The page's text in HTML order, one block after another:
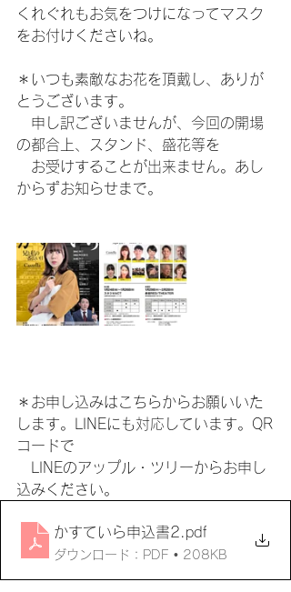
くれぐれもお気をつけになってマスク
をお付けくださいね。
＊いつも素敵なお花を頂戴し、ありが
とうございます。
申し訳ございませんが、今回の開場
の都合上、スタンド、盛花等を
お受けすることが出来ません。あし
からずお知らせまで。
＊お申し込みはこちらからお願いいた
します。LINEにも対応しています。QR
コードで
LINEのアップル・ツリーからお申し
込みください。
かすていら申込書2 .pdf
ダウンロード：PDF • 208KB